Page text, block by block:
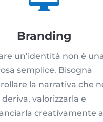
Branding
un’identità non è
semplice. Bisogna
la narrativa che
deriva, valorizzarla e
creativamente al